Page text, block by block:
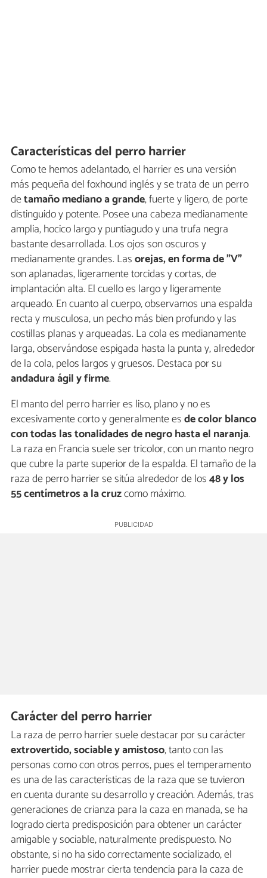
Características del perro harrier
Como te hemos adelantado, el harrier es una versión
más pequeña del foxhound inglés y se trata de un perro
detamaño mediano a grande, fuerte y ligero, de porte
distinguido y potente. Posee una cabeza medianamente
amplia, hocico largo y puntiagudo y una trufa negra
bastante desarrollada. Los ojos son oscuros y
medianamente grandes. Lasorejas, en forma de "V"
son aplanadas, ligeramente torcidas y cortas, de
implantación alta. El cuello es largo y ligeramente
arqueado. En cuanto al cuerpo, observamos una espalda
recta y musculosa, un pecho más bien profundo y las
costillas planas y arqueadas. La cola es medianamente
larga, observándose espigada hasta la punta y, alrededor
de la cola, pelos largos y gruesos. Destaca por su
andadura ágil y firme.
El manto del perro harrier es liso, plano y no es
excesivamente corto y generalmente esde color blanco
con todas las tonalidades de negro hasta el naranja.
La raza en Francia suele ser tricolor, con un manto negro
que cubre la parte superior de la espalda. El tamaño de la
raza de perro harrier se sitúa alrededor de los48 y los
55 centímetros a la cruzcomo máximo.
Carácter del perro harrier
La raza de perro harrier suele destacar por su carácter
extrovertido, sociable y amistoso, tanto con las
personas como con otros perros, pues el temperamento
es una de las características de la raza que se tuvieron
en cuenta durante su desarrollo y creación. Además, tras
generaciones de crianza para la caza en manada, se ha
logrado cierta predisposición para obtener un carácter
amigable y sociable, naturalmente predispuesto. No
obstante, si no ha sido correctamente socializado, el
harrier puede mostrar cierta tendencia para la caza de